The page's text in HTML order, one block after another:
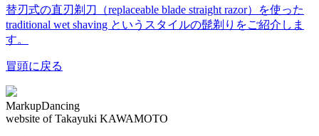
替刃式の直刃剃刀（replaceable blade straight razor）を使った
traditional wet shaving というスタイルの髭剃りをご紹介しま
す。
冒頭に戻る
MarkupDancing
website of Takayuki KAWAMOTO